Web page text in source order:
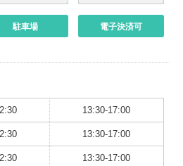
駐車場 電子決済可
13:30-17:00
13:30-17:00
13:30-17:00